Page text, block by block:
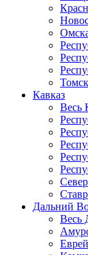
Кавказ
Весь
Дальний
Весь